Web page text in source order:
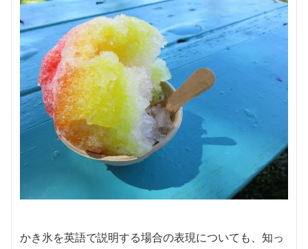
かき氷を英語で説明する場合の表現についても、知っ